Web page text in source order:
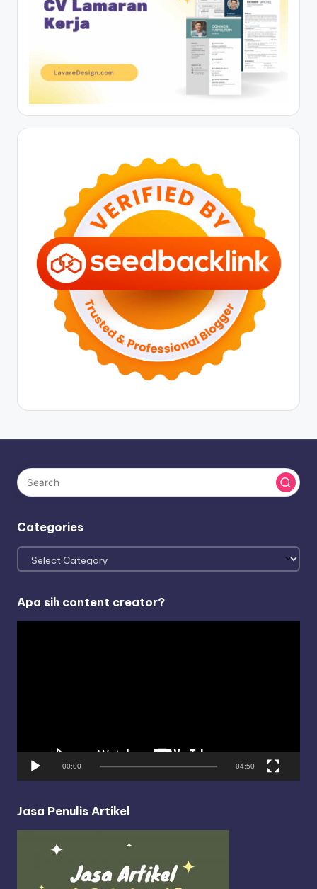
Categories
Categories
Apa sih content creator?
00:00 04:50
Jasa Penulis Artikel